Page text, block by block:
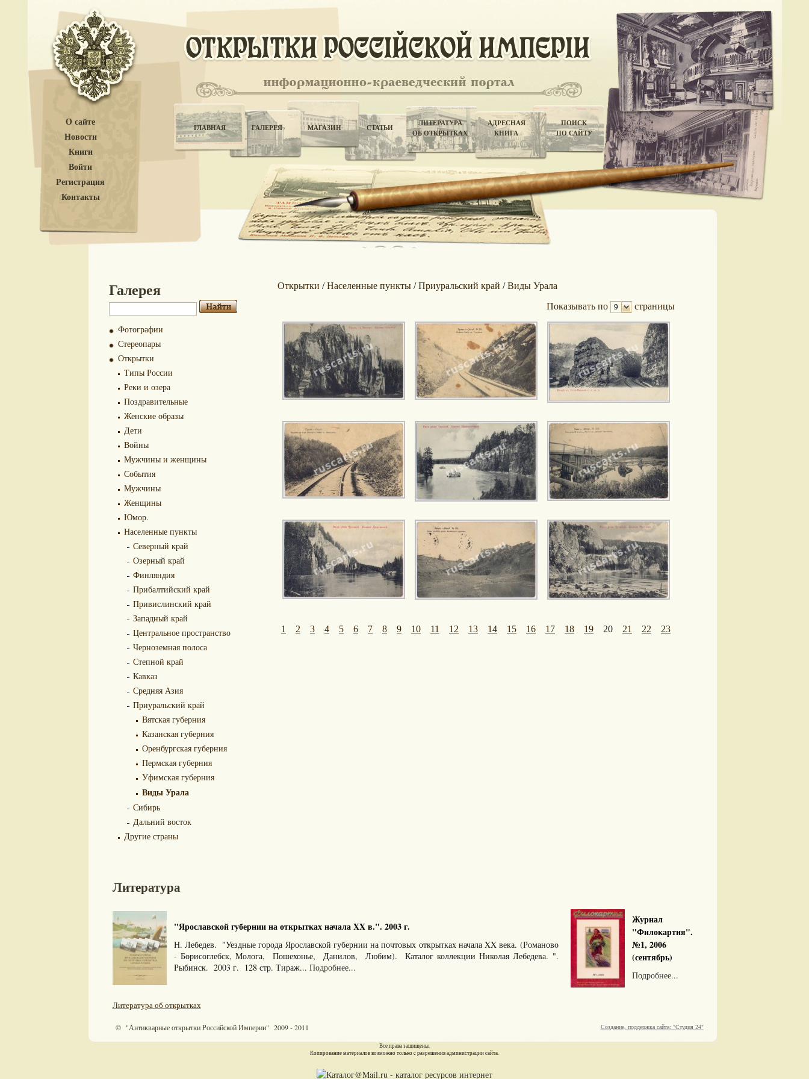
О сайте
Новости
Книги
Войти
Регистрация
Контакты
ГЛАВНАЯ ГАЛЕРЕЯ МАГАЗИН СТАТЬИ
ЛИТЕРАТУРА
ОБ ОТКРЫТКАХ
АДРЕСНАЯ
КНИГА
ПОИСК
ПО САЙТУ
Галерея
Фотографии
Стереопары
Открытки
Типы России
Реки и озера
Поздравительные
Женские образы
Дети
Войны
Мужчины и женщины
События
Мужчины
Женщины
Юмор.
Населенные пункты
Северный край
Озерный край
Финляндия
Прибалтийский край
Привислинский край
Западный край
Центральное пространство
Черноземная полоса
Степной край
Кавказ
Средняя Азия
Приуральский край
Вятская губерния
Казанская губерния
Оренбургская губерния
Пермская губерния
Уфимская губерния
Виды Урала
Сибирь
Дальний восток
Другие страны
Открытки /Населенные пункты/Приуральский край /Виды Урала
Показывать по 9 страницы
1 2 3 4 5 6 7 8 9 10 11 12 13 14 15 16 17 18 19 20 21 22 23
Литература
"Ярославской губернии на открытках начала XX в.". 2003 г.
Н. Лебедев. "Уездные города Ярославской губернии на почтовых открытках начала XX века. (Романово
- Борисоглебск, Молога, Пошехонье, Данилов, Любим). Каталог коллекции Николая Лебедева. ".
Рыбинск. 2003 г. 128 стр. Тираж... Подробнее...
Журнал
"Филокартия".
№1, 2006
(сентябрь)
Подробнее...
Литература об открытках
© "Антикварные открытки Российской Империи" 2009 - 2011 Создание, поддержка сайта: "Студия 24"
Все права защищены.
Копирование материалов возможно только c разрешения администрации сайта.